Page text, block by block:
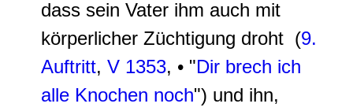
dass sein Vater ihm auch mit
körperlicher Züchtigung droht (9.
Auftritt, V 1353, • "Dir brech ich
alle Knochen noch") und ihn,